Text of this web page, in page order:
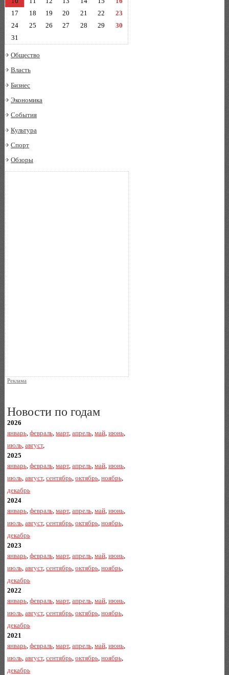
17
18 19 20 21 22
23
24
25 26 27 28 29
30
31
Общество
Власть
Бизнес
Экономика
События
Культура
Спорт
Обзоры
Реклама
Новости по годам
2026
январь, февраль, март, апрель, май, июнь,
июль, август,
2025
январь, февраль, март, апрель, май, июнь,
июль, август, сентябрь, октябрь, ноябрь,
декабрь
2024
январь, февраль, март, апрель, май, июнь,
июль, август, сентябрь, октябрь, ноябрь,
декабрь
2023
январь, февраль, март, апрель, май, июнь,
июль, август, сентябрь, октябрь, ноябрь,
декабрь
2022
январь, февраль, март, апрель, май, июнь,
июль, август, сентябрь, октябрь, ноябрь,
декабрь
2021
январь, февраль, март, апрель, май, июнь,
июль, август, сентябрь, октябрь, ноябрь,
декабрь